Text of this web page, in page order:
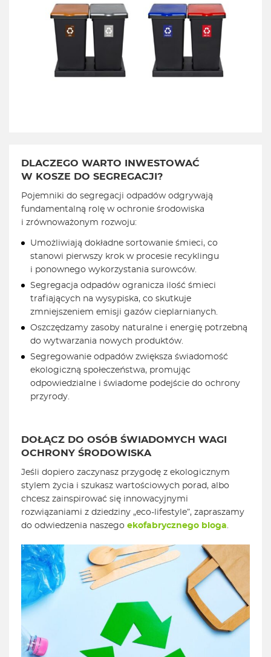
DLACZEGO WARTO INWESTOWAĆ
W KOSZE DO SEGREGACJI?
Pojemniki do segregacji odpadów odgrywają
fundamentalną rolę w ochronie środowiska
i zrównoważonym rozwoju:
Umożliwiają dokładne sortowanie śmieci, co
stanowi pierwszy krok w procesie recyklingu
i ponownego wykorzystania surowców.
Segregacja odpadów ogranicza ilość śmieci
trafiających na wysypiska, co skutkuje
zmniejszeniem emisji gazów cieplarnianych.
Oszczędzamy zasoby naturalne i energię potrzebną
do wytwarzania nowych produktów.
Segregowanie odpadów zwiększa świadomość
ekologiczną społeczeństwa, promując
odpowiedzialne i świadome podejście do ochrony
przyrody.
DOŁĄCZ DO OSÓB ŚWIADOMYCH WAGI
OCHRONY ŚRODOWISKA
Jeśli dopiero zaczynasz przygodę z ekologicznym
stylem życia i szukasz wartościowych porad, albo
chcesz zainspirować się innowacyjnymi
rozwiązaniami z dziedziny „eco-lifestyle”, zapraszamy
do odwiedzenia naszego ekofabrycznego bloga.